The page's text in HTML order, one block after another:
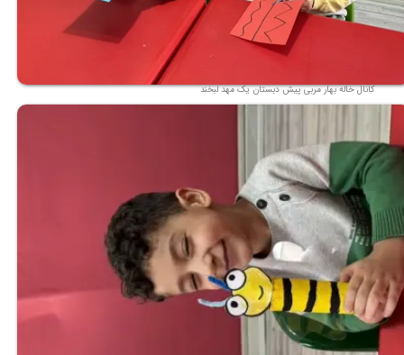
کانال خاله بهار مربی پیش دبستان یک مهد لبخند